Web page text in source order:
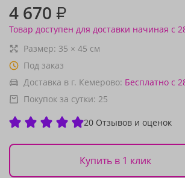
4 670 ₽
Товар доступен для доставки начиная с
Размер: 35 × 45 см
Под заказ
Доставка в г. Кемерово: Бесплатно с
Покупок за сутки: 25
20 Отзывов и оценок
Купить в 1 клик